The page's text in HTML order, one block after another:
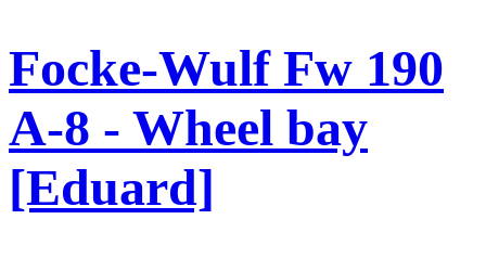
Focke-Wulf Fw 190
A-8 - Wheel bay
[Eduard]